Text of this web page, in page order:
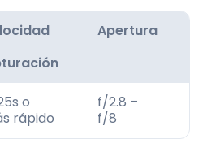
Apertura
o
rápido
f/2.8 –
f/8